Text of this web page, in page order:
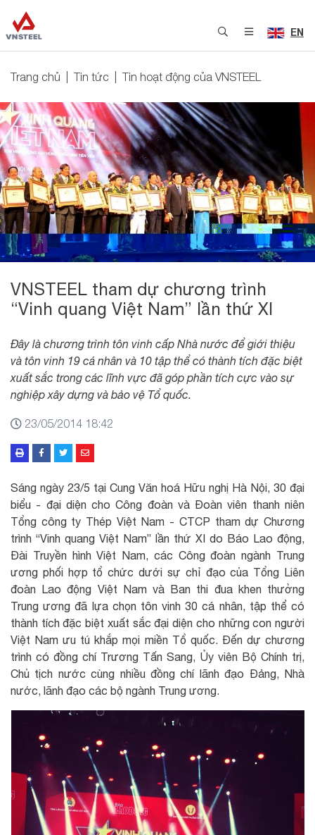
EN
Trang chủ Tin tức Tin hoạt động của VNSTEEL
VNSTEEL tham dự chương trình
“Vinh quang Việt Nam” lần thứ XI
Đây là chương trình tôn vinh cấp Nhà nước để giới thiệu
và tôn vinh 19 cá nhân và 10 tập thể có thành tích đặc biệt
xuất sắc trong các lĩnh vực đã góp phần tích cực vào sự
nghiệp xây dựng và bảo vệ Tổ quốc.
23/05/2014 18:42
Sáng ngày 23/5 tại Cung Văn hoá Hữu nghị Hà Nội, 30 đại
biểu - đại diện cho Công đoàn và Đoàn viên thanh niên
Tổng công ty Thép Việt Nam - CTCP tham dự Chương
trình “Vinh quang Việt Nam” lần thứ XI do Báo Lao động,
Đài Truyền hình Việt Nam, các Công đoàn ngành Trung
ương phối hợp tổ chức dưới sự chỉ đạo của Tổng Liên
đoàn Lao động Việt Nam và Ban thi đua khen thưởng
Trung ương đã lựa chọn tôn vinh 30 cá nhân, tập thể có
thành tích đặc biệt xuất sắc đại diện cho những con người
Việt Nam ưu tú khắp mọi miền Tổ quốc. Đến dự chương
trình có đồng chí Trương Tấn Sang, Ủy viên Bộ Chính trị,
Chủ tịch nước cùng nhiều đồng chí lãnh đạo Đảng, Nhà
nước, lãnh đạo các bộ ngành Trung ương.